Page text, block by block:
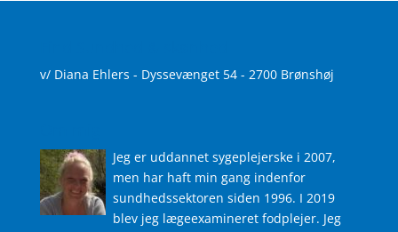
v/ Diana Ehlers - Dyssevænget 54 - 2700 Brønshøj
Jeg er uddannet sygeplejerske i 2007,
men har haft min gang indenfor
sundhedssektoren siden 1996. I 2019
blev jeg lægeexamineret fodplejer. Jeg